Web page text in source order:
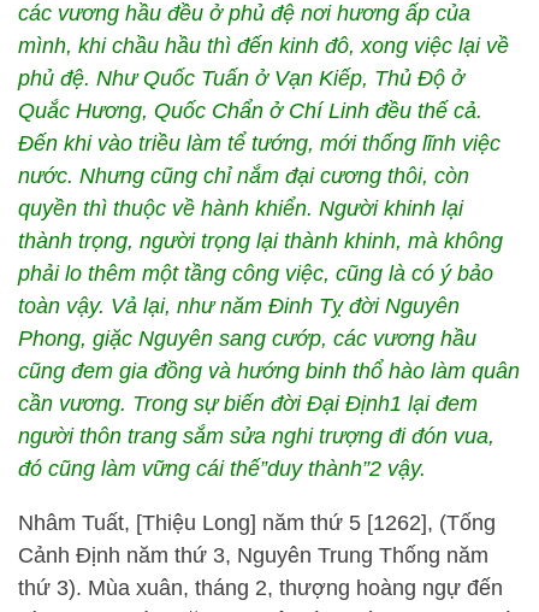
các vương hầu đều ở phủ đệ nơi hương ấp của
mình, khi chầu hầu thì đến kinh đô, xong việc lại về
phủ đệ. Như Quốc Tuấn ở Vạn Kiếp, Thủ Độ ở
Quắc Hương, Quốc Chẩn ở Chí Linh đều thế cả.
Đến khi vào triều làm tể tướng, mới thống lĩnh việc
nước. Nhưng cũng chỉ nắm đại cương thôi, còn
quyền thì thuộc về hành khiển. Người khinh lại
thành trọng, người trọng lại thành khinh, mà không
phải lo thêm một tầng công việc, cũng là có ý bảo
toàn vậy. Vả lại, như năm Đinh Tỵ đời Nguyên
Phong, giặc Nguyên sang cướp, các vương hầu
cũng đem gia đồng và hướng binh thổ hào làm quân
cần vương. Trong sự biến đời Đại Định1 lại đem
người thôn trang sắm sửa nghi trượng đi đón vua,
đó cũng làm vững cái thế”duy thành”2 vậy.
Nhâm Tuất, [Thiệu Long] năm thứ 5 [1262], (Tống
Cảnh Định năm thứ 3, Nguyên Trung Thống năm
thứ 3). Mùa xuân, tháng 2, thượng hoàng ngự đến